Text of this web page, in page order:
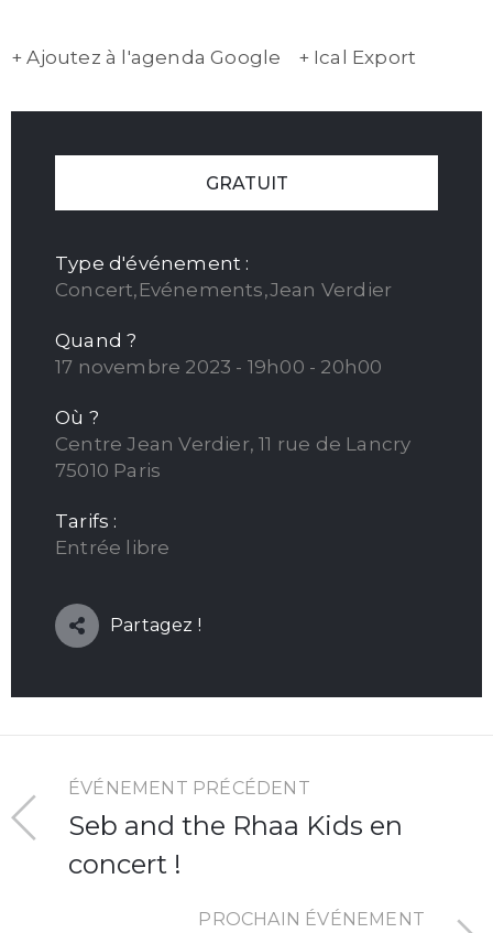
+ Ajoutez à l'agenda Google + Ical Export
GRATUIT
Type d'événement :
Concert,Evénements,Jean Verdier
Quand ?
17 novembre 2023 - 19h00 - 20h00
Où ?
Centre Jean Verdier, 11 rue de Lancry
75010 Paris
Tarifs :
Entrée libre
Partagez !
ÉVÉNEMENT PRÉCÉDENT
Seb and the Rhaa Kids en
concert !
PROCHAIN ÉVÉNEMENT